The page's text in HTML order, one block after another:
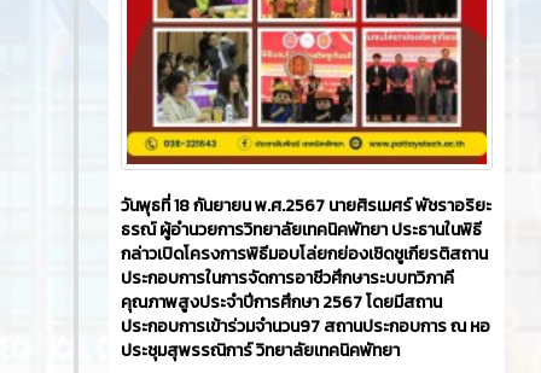
วันพุธที่ 18 กันยายน พ.ศ.2567 นายศิรเมศร์ พัชราอริยะ
ธรณ์ ผู้อำนวยการวิทยาลัยเทคนิคพัทยา ประธานในพิธี
กล่าวเปิดโครงการพิธีมอบโล่ยกย่องเชิดชูเกียรติสถาน
ประกอบการในการจัดการอาชีวศึกษาระบบทวิภาคี
คุณภาพสูงประจำปีการศึกษา 2567 โดยมีสถาน
ประกอบการเข้าร่วมจำนวน97 สถานประกอบการ ณ หอ
ประชุมสุพรรณิการ์ วิทยาลัยเทคนิคพัทยา